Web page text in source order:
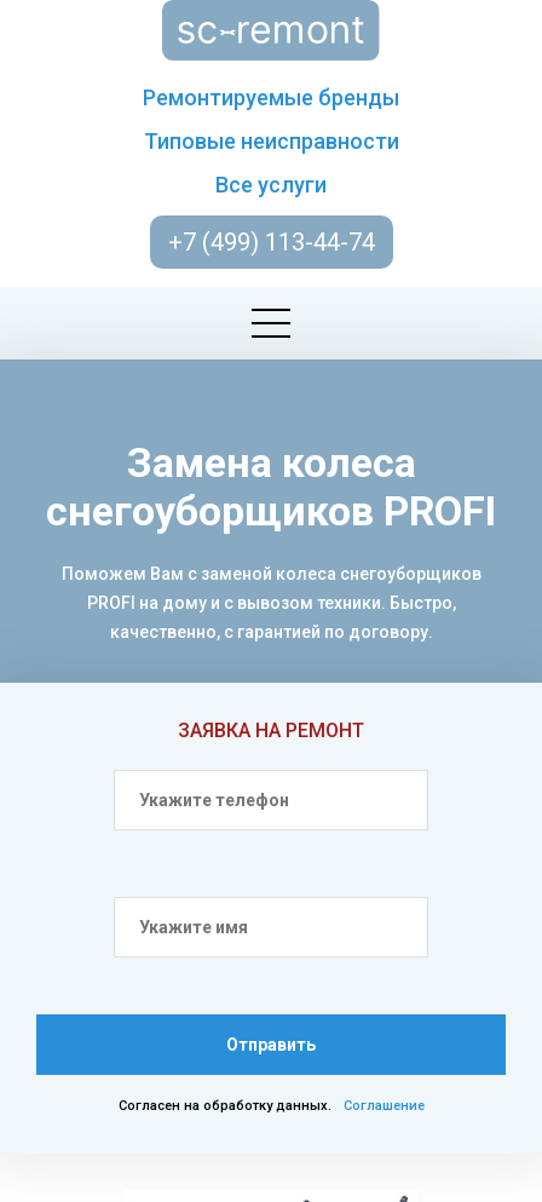
Ремонтируемые бренды
Типовые неисправности
Все услуги
+7 (499) 113-44-74
ЗАЯВКА НА РЕМОНТ
Отправить
Согласен на обработку данных. Соглашение
Замена колеса
снегоуборщиков PROFI
Поможем Вам с заменой колеса снегоуборщиков
PROFI на дому и с вывозом техники. Быстро,
качественно, с гарантией по договору.